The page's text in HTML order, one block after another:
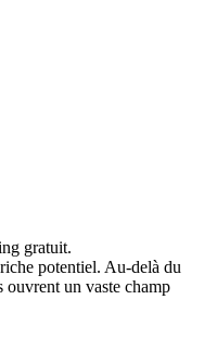
gratuit.
potentiel. Au-delà du
ouvrent un vaste champ